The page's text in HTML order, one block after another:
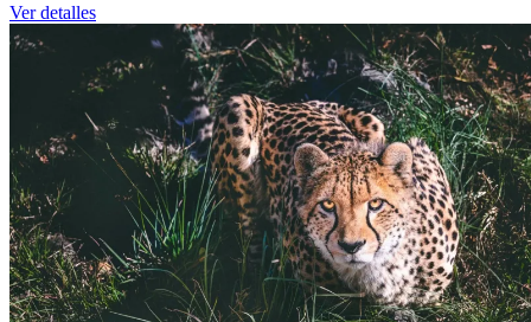
Ver detalles